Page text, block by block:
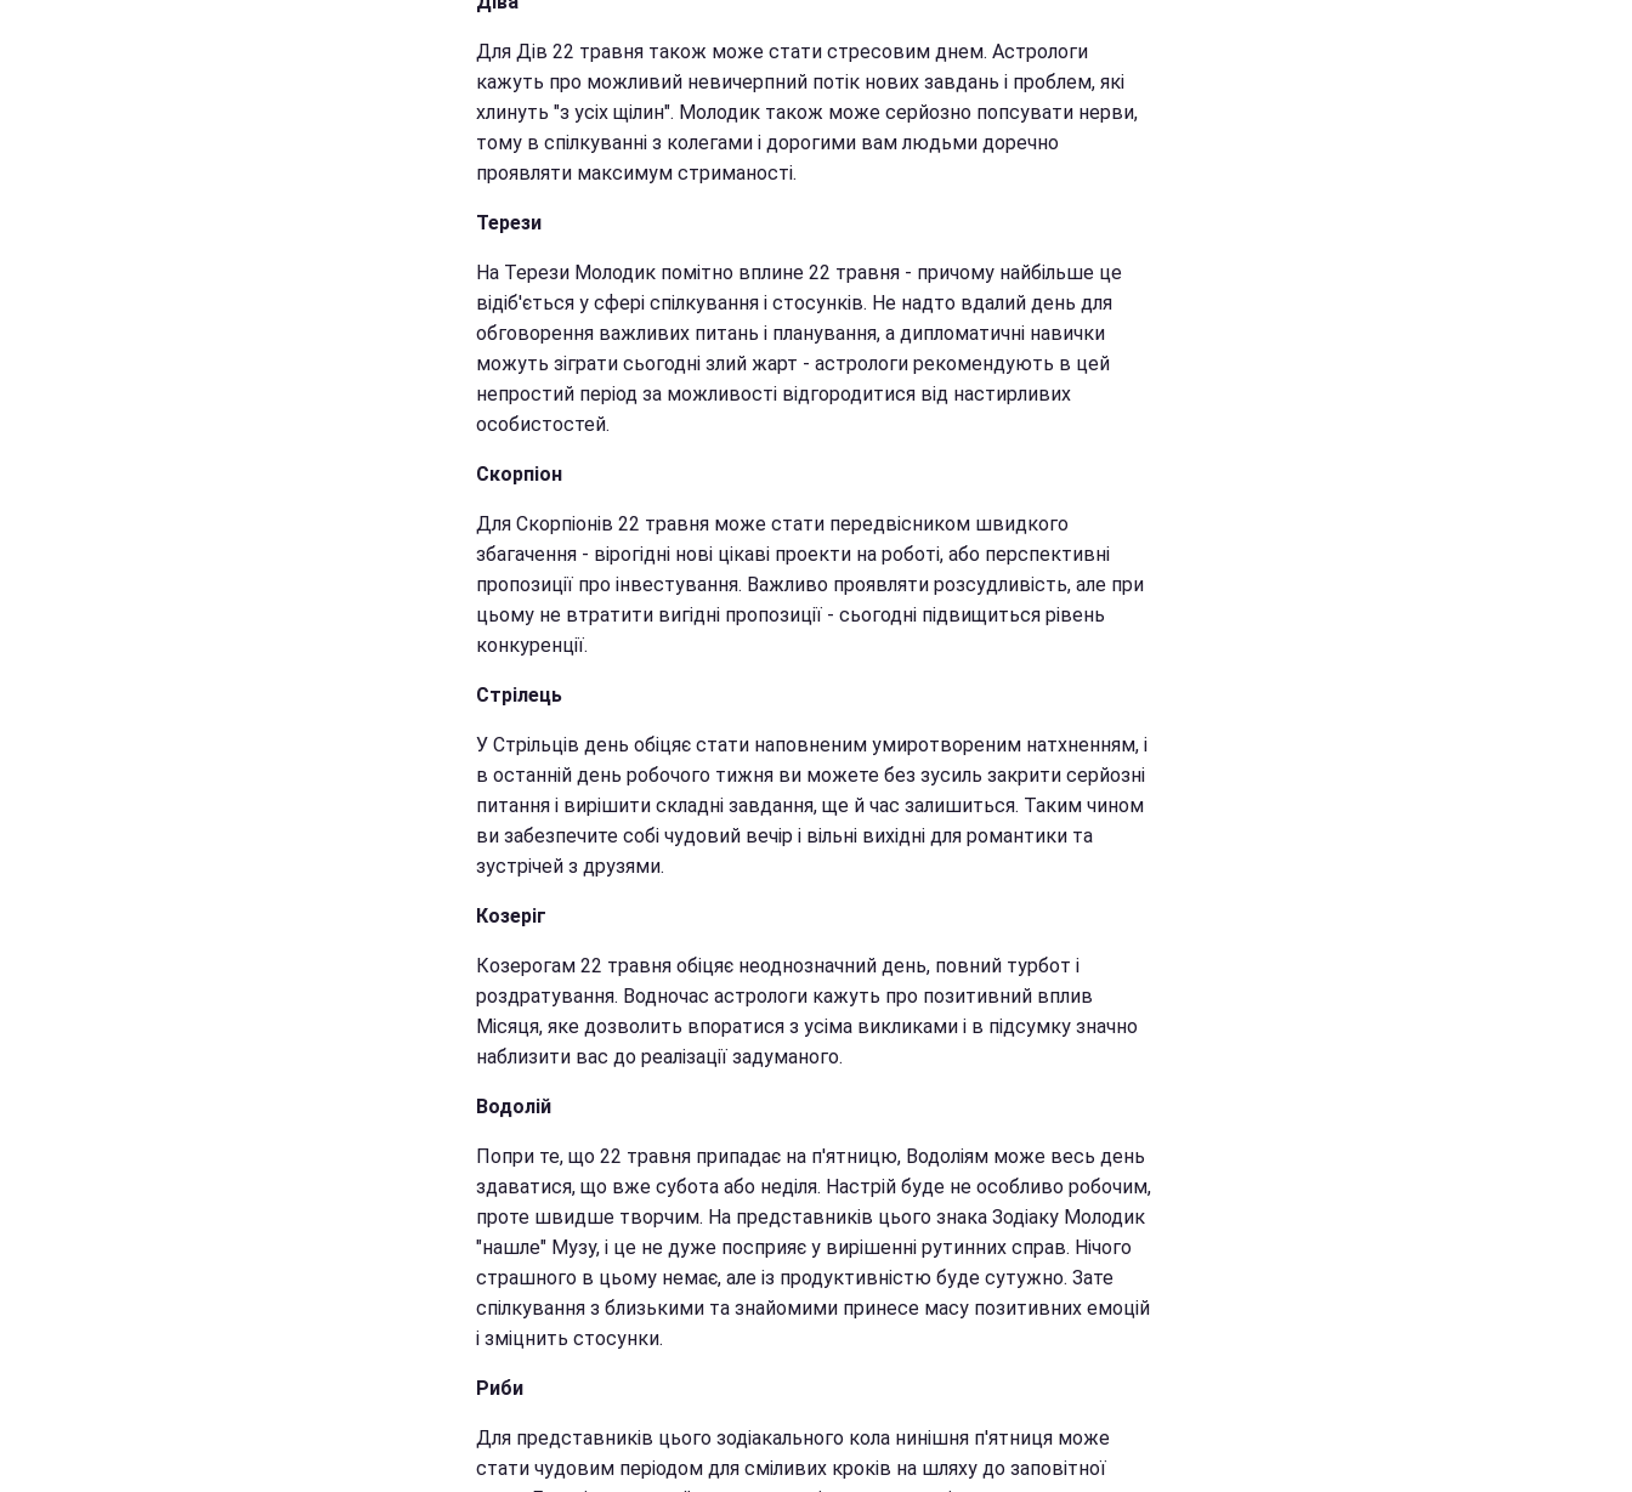
Для Дів 22 травня також може стати стресовим днем. Астрологи
кажуть про можливий невичерпний потік нових завдань і проблем, які
хлинуть "з усіх щілин". Молодик також може серйозно попсувати нерви,
тому в спілкуванні з колегами і дорогими вам людьми доречно
проявляти максимум стриманості.
Терези
На Терези Молодик помітно вплине 22 травня - причому найбільше це
відіб'ється у сфері спілкування і стосунків. Не надто вдалий день для
обговорення важливих питань і планування, а дипломатичні навички
можуть зіграти сьогодні злий жарт - астрологи рекомендують в цей
непростий період за можливості відгородитися від настирливих
особистостей.
Скорпіон
Для Скорпіонів 22 травня може стати передвісником швидкого
збагачення - вірогідні нові цікаві проекти на роботі, або перспективні
пропозиції про інвестування. Важливо проявляти розсудливість, але при
цьому не втратити вигідні пропозиції - сьогодні підвищиться рівень
конкуренції.
Стрілець
У Стрільців день обіцяє стати наповненим умиротвореним натхненням, і
в останній день робочого тижня ви можете без зусиль закрити серйозні
питання і вирішити складні завдання, ще й час залишиться. Таким чином
ви забезпечите собі чудовий вечір і вільні вихідні для романтики та
зустрічей з друзями.
Козеріг
Козерогам 22 травня обіцяє неоднозначний день, повний турбот і
роздратування. Водночас астрологи кажуть про позитивний вплив
Місяця, яке дозволить впоратися з усіма викликами і в підсумку значно
наблизити вас до реалізації задуманого.
Водолій
Попри те, що 22 травня припадає на п'ятницю, Водоліям може весь день
здаватися, що вже субота або неділя. Настрій буде не особливо робочим,
проте швидше творчим. На представників цього знака Зодіаку Молодик
"нашле" Музу, і це не дуже посприяє у вирішенні рутинних справ. Нічого
страшного в цьому немає, але із продуктивністю буде сутужно. Зате
спілкування з близькими та знайомими принесе масу позитивних емоцій
і зміцнить стосунки.
Риби
Для представників цього зодіакального кола нинішня п'ятниця може
стати чудовим періодом для сміливих кроків на шляху до заповітної